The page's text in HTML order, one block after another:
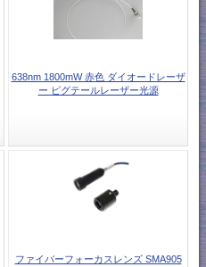
638nm 1800mW 赤色 ダイオードレーザ
ー ピグテールレーザー光源
ファイバーフォーカスレンズ SMA905